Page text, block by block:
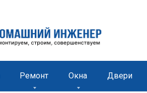
Ремонт Окна Двери